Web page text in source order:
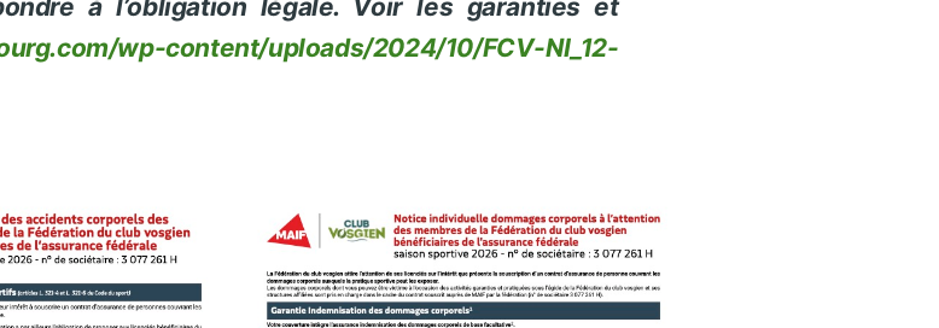
à l’obligation légale. Voir les garanties et
wp-content/uploads/2024/10/FCV-NI_12-